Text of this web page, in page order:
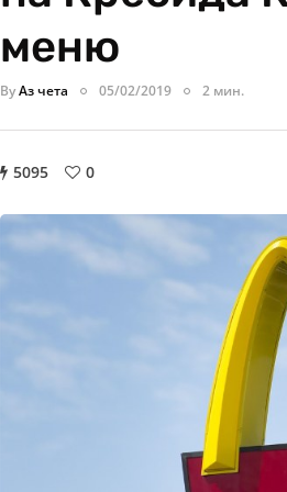
меню
ByАз чета 05/02/2019 2 мин.
5095 0